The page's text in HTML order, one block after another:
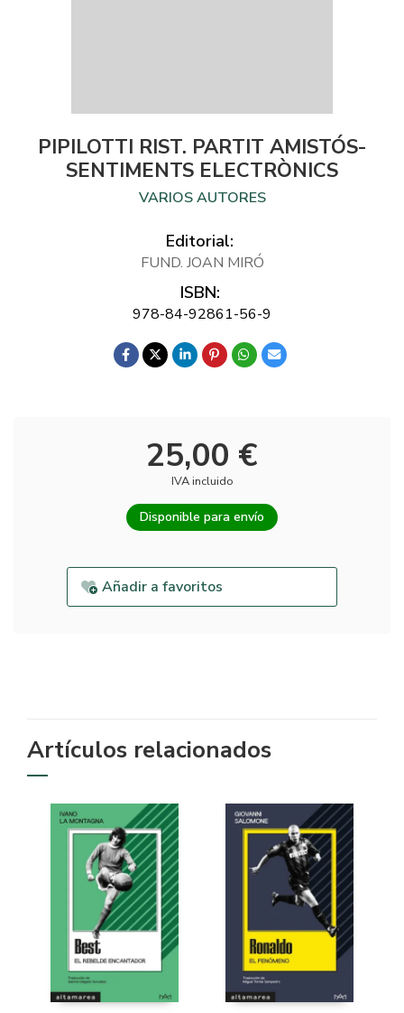
PIPILOTTI RIST. PARTIT AMISTÓS-
SENTIMENTS ELECTRÒNICS
VARIOS AUTORES
Editorial:
FUND. JOAN MIRÓ
ISBN:
978-84-92861-56-9
25,00 €
IVA incluido
Disponible para envío
Añadir a favoritos
Artículos relacionados